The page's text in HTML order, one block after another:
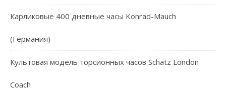
Карликовые 400 дневные часы Konrad-Mauch
(Германия)
Культовая модель торсионных часов Schatz London
Coach